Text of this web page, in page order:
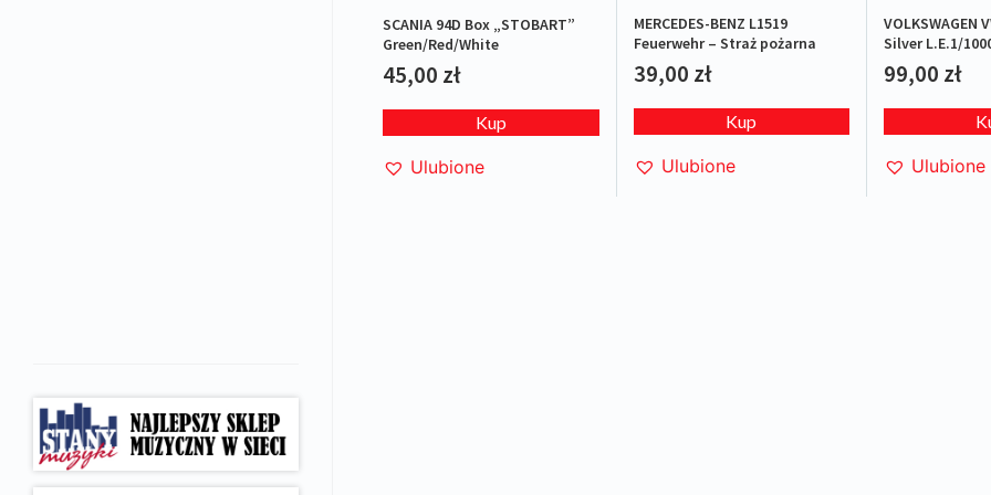
SCANIA 94D Box „STOBART”
Green/Red/White
45,00 zł
Kup
Ulubione
MERCEDES-BENZ L1519
Feuerwehr – Straż pożarna
39,00 zł
Kup
Ulubione
VOLKSWAGEN
Silver L.E.1/
99,00 zł
Ulubione